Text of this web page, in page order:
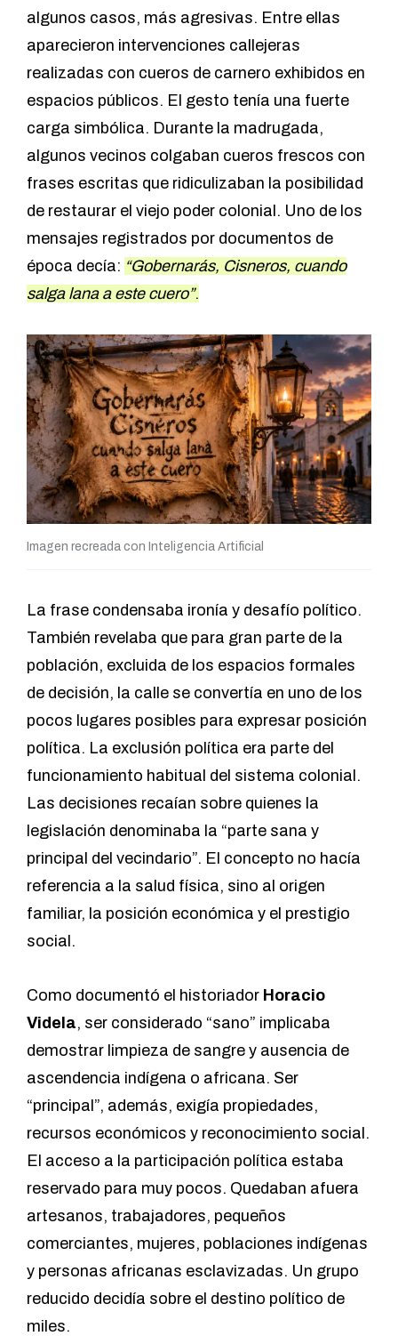
algunos casos, más agresivas. Entre ellas
aparecieron intervenciones callejeras
realizadas con cueros de carnero exhibidos en
espacios públicos. El gesto tenía una fuerte
carga simbólica. Durante la madrugada,
algunos vecinos colgaban cueros frescos con
frases escritas que ridiculizaban la posibilidad
de restaurar el viejo poder colonial. Uno de los
mensajes registrados por documentos de
época decía: “Gobernarás, Cisneros, cuando
salga lana a este cuero”.
Imagen recreada con Inteligencia Artificial
La frase condensaba ironía y desafío político.
También revelaba que para gran parte de la
población, excluida de los espacios formales
de decisión, la calle se convertía en uno de los
pocos lugares posibles para expresar posición
política. La exclusión política era parte del
funcionamiento habitual del sistema colonial.
Las decisiones recaían sobre quienes la
legislación denominaba la “parte sana y
principal del vecindario”. El concepto no hacía
referencia a la salud física, sino al origen
familiar, la posición económica y el prestigio
social.
Como documentó el historiador Horacio
Videla, ser considerado “sano” implicaba
demostrar limpieza de sangre y ausencia de
ascendencia indígena o africana. Ser
“principal”, además, exigía propiedades,
recursos económicos y reconocimiento social.
El acceso a la participación política estaba
reservado para muy pocos. Quedaban afuera
artesanos, trabajadores, pequeños
comerciantes, mujeres, poblaciones indígenas
y personas africanas esclavizadas. Un grupo
reducido decidía sobre el destino político de
miles.